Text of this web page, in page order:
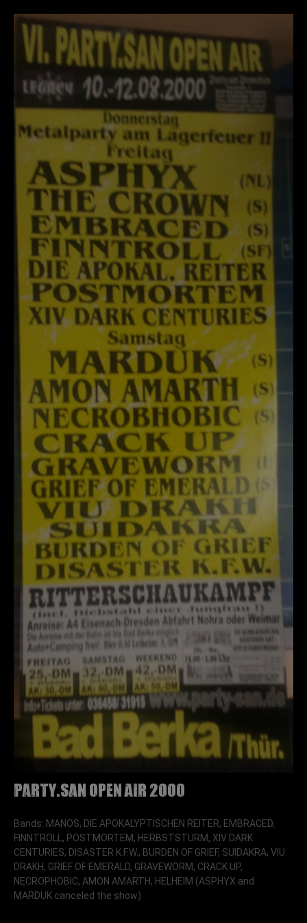
Party.San Open Air 2000
Bands: MANOS, DIE APOKALYPTISCHEN REITER, EMBRACED,
FINNTROLL, POSTMORTEM, HERBSTSTURM, XIV DARK
CENTURIES, DISASTER K.F.W., BURDEN OF GRIEF, SUIDAKRA, VIU
DRAKH, GRIEF OF EMERALD, GRAVEWORM, CRACK UP,
NECROPHOBIC, AMON AMARTH, HELHEIM (ASPHYX and
MARDUK canceled the show)